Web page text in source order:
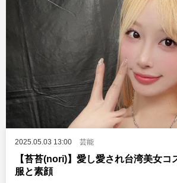
2025.05.03 13:00 芸能
【苔苔(nori)】愛し愛され台湾美女コ
服と素顔